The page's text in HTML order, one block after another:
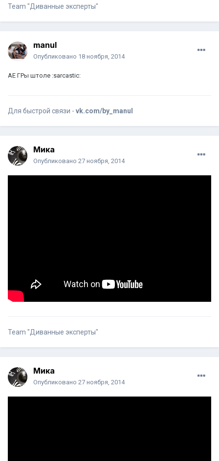
Team "Диванные эксперты"
manul
Опубликовано 18 ноября, 2014
АЕ ГРы штоле :sarcastic:
Для быстрой связи - vk.com/by_manul
Мика
Опубликовано 27 ноября, 2014
Team "Диванные эксперты"
Мика
Опубликовано 27 ноября, 2014